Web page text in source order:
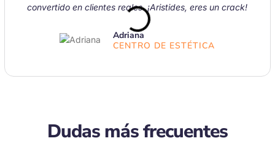
convertido en clientes reales. ¡Aristides, eres un crack!
Adriana
CENTRO DE ESTÉTICA
Dudas más frecuentes